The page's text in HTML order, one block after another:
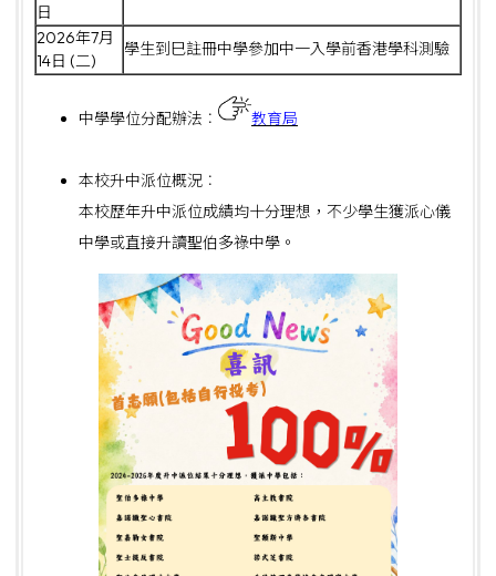
日
2026年7月
14日 (二)
學生到巳註冊中學參加中一入學前香港學科測驗
中學學位分配辦法︰ 教育局
本校升中派位概況︰
本校歷年升中派位成績均十分理想，不少學生獲派心儀
中學或直接升讀聖伯多祿中學。